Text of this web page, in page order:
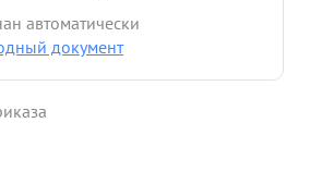
всем необходимым
Ему приходилось
времени отсуствовали в
автоматически
документ